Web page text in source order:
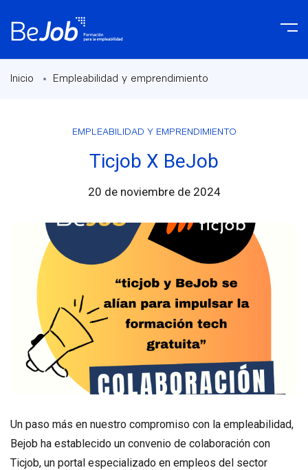
Inicio Empleabilidad y emprendimiento
EMPLEABILIDAD Y EMPRENDIMIENTO
Ticjob X BeJob
20 de noviembre de 2024
Un paso más en nuestro compromiso con la empleabilidad,
Bejob ha establecido un convenio de colaboración con
Ticjob, un portal especializado en empleos del sector